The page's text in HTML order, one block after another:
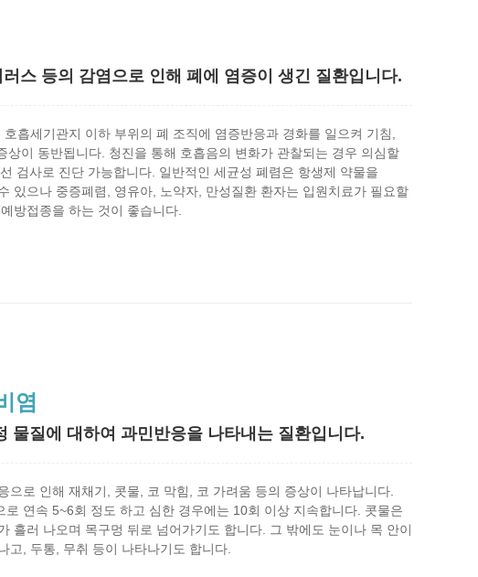
스 등의 감염으로 인해 폐에 염증이 생긴 질환입니다.
흡세기관지 이하 부위의 폐 조직에 염증반응과 경화를 일으켜 기침,
상이 동반됩니다. 청진을 통해 호흡음의 변화가 관찰되는 경우 의심할
검사로 진단 가능합니다. 일반적인 세균성 폐렴은 항생제 약물을
있으나 중증폐렴, 영유아, 노약자, 만성질환 환자는 입원치료가 필요할
방접종을 하는 것이 좋습니다.
염
물질에 대하여 과민반응을 나타내는 질환입니다.
으로 인해 재채기, 콧물, 코 막힘, 코 가려움 등의 증상이 나타납니다.
로 연속 5~6회 정도 하고 심한 경우에는 10회 이상 지속합니다. 콧물은
흘러 나오며 목구멍 뒤로 넘어가기도 합니다. 그 밖에도 눈이나 목 안이
고, 두통, 무취 등이 나타나기도 합니다.